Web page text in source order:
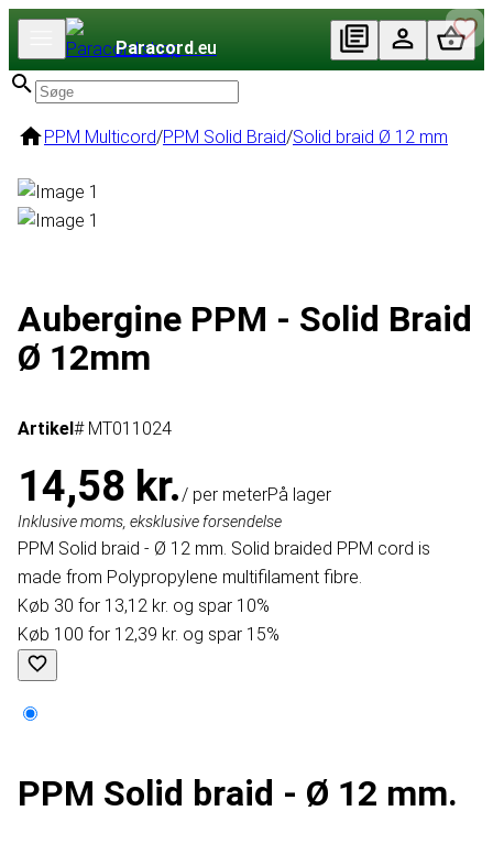
Paracord.eu
PPM Multicord/PPM Solid Braid/Solid braid Ø 12 mm
Aubergine PPM - Solid Braid
Ø 12mm
Artikel# MT011024
14,58 kr./ per meterPå lager
Inklusive moms, eksklusive forsendelse
PPM Solid braid - Ø 12 mm. Solid braided PPM cord is
made from Polypropylene multifilament fibre.
Køb 30 for 13,12 kr. og spar 10%
Køb 100 for 12,39 kr. og spar 15%
PPM Solid braid - Ø 12 mm.